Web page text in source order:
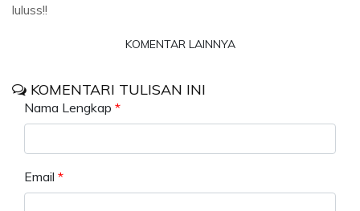
luluss!!
KOMENTAR LAINNYA
KOMENTARI TULISAN INI
Nama Lengkap *
Email *